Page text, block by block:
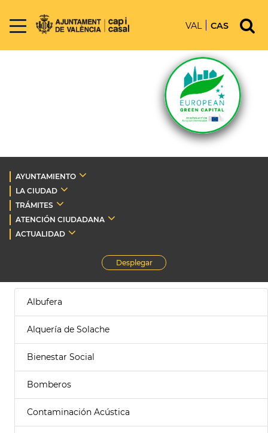
VAL CAS
AYUNTAMIENTO
LA CIUDAD
TRÁMITES
ATENCIÓN CIUDADANA
ACTUALIDAD
Desplegar
Albufera
Alquería de Solache
Bienestar Social
Bomberos
Contaminación Acústica